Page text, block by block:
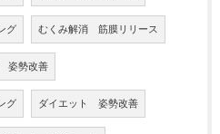
グ むくみ解消 筋膜リリース
姿勢改善
グ ダイエット 姿勢改善